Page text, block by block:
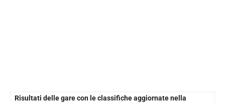
Risultati delle gare con le classifiche aggiornate nella